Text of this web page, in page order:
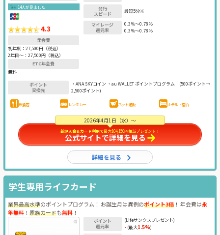
14人が見ました
4.3
年会費
初年度： 27,500円（税込）
2年目〜： 27,500円（税込）
ETC年会費
無料
発行
スピード
最短5分※
マイレージ
還元率
0.3％～0.78％
0.3％～0.78％
ポイント
交換先
・ANA SKYコイン ・au WALLET ポイントプログラム (500ポイント→
2,500ポイント)
飲食店 レンタカー ネット通販 ホテル・宿泊
新規入会＆カード利用で最大104,150円相当プレゼント ！
2026年4月1日（水）～
公式サイトで詳細を見る
詳細を見る
学生専用ライフカード
業界最高水準のポイントプログラム‎！ お誕生月は異例のポイント3倍 ！ 年会費は永
年無料 ！ 家族カードも無料 ！
ポイント
還元率
(Lifeサンクスプレゼント)
-(最大1.5%)